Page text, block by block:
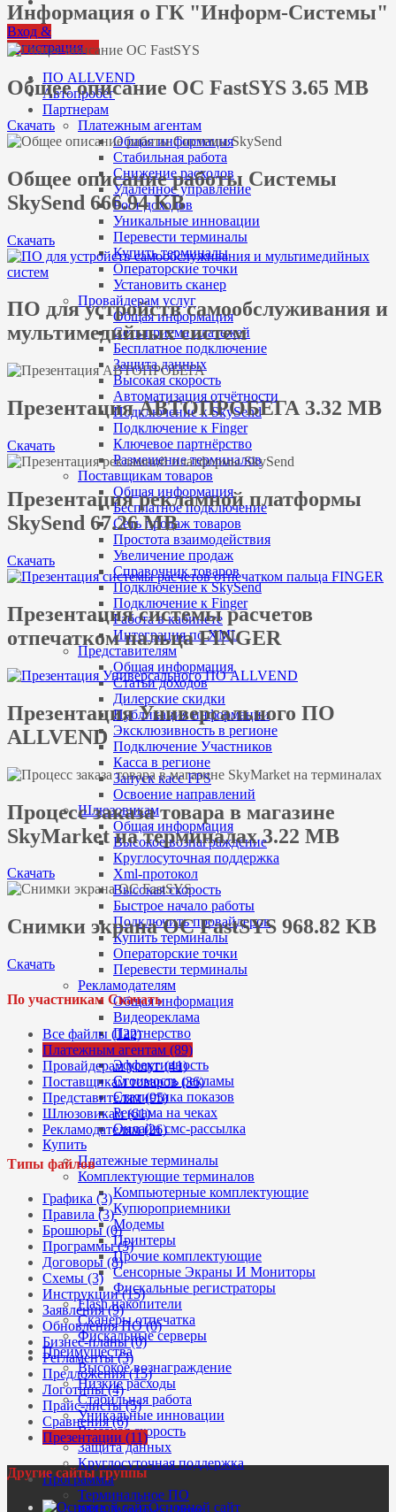
Вход &
Регистрация
ПО ALLVEND
Автопробег
Партнерам
Платежным агентам
Общая информация
Стабильная работа
Снижение расходов
Удаленное управление
Рост доходов
Уникальные инновации
Перевести терминалы
Купить терминалы
Операторские точки
Установить сканер
Провайдерам услуг
Общая информация
Сеть приема платежей
Бесплатное подключение
Защита данных
Высокая скорость
Автоматизация отчётности
Подключение к SkySend
Подключение к Finger
Ключевое партнёрство
Размещение терминалов
Поставщикам товаров
Общая информация
Бесплатное подключение
Сеть продаж товаров
Простота взаимодействия
Увеличение продаж
Справочник товаров
Подключение к SkySend
Подключение к Finger
Работа в кабинете
Интеграция по XML
Представителям
Общая информация
Статьи доходов
Дилерские скидки
Публикация информации
Эксклюзивность в регионе
Подключение Участников
Касса в регионе
Запуск касс FPS
Освоение направлений
Шлюзовикам
Общая информация
Высокое вознаграждение
Круглосуточная поддержка
Xml-протокол
Высокая скорость
Быстрое начало работы
Подключить провайдеров
Купить терминалы
Операторские точки
Перевести терминалы
Рекламодателям
Общая информация
Видеореклама
Партнерство
Таргетинг
Эффективность
Стоимость рекламы
Статистика показов
Реклама на чеках
Онлайн смс-рассылка
Купить
Платежные терминалы
Комплектующие терминалов
Компьютерные комплектующие
Купюроприемники
Модемы
Принтеры
Прочие комплектующие
Сенсорные Экраны И Мониторы
Фискальные регистраторы
Flash накопители
Сканеры отпечатка
Фискальные серверы
Преимущества
Высокое вознаграждение
Низкие расходы
Стабильная работа
Уникальные инновации
Высокая скорость
Защита данных
Круглосуточная поддержка
Программы
Терминальное ПО
Информация о ГК "Информ-Системы"
Общее описание ОС FastSYS 3.65 MB
Скачать
Общее описание работы Системы
SkySend 666.94 KB
Скачать
ПО для устройств самообслуживания и
мультимедийных систем
Презентация АВТОПРОБЕГА 3.32 MB
Скачать
Презентация рекламной платформы
SkySend 67.26 MB
Скачать
Презентация системы расчетов
отпечатком пальца FINGER
Презентация Универсального ПО
ALLVEND
Процесс заказа товара в магазине
SkyMarket на терминалах 3.22 MB
Скачать
Снимки экрана ОС FastSYS 968.82 KB
Скачать
По участникам Скачать
Все файлы (122)
Платежным агентам (89)
Провайдерам услуг (41)
Поставщикам товаров (36)
Представителям (95)
Шлюзовикам (61)
Рекламодателям (26)
Типы файлов
Графика (3)
Правила (3)
Брошюры (0)
Программы (5)
Договоры (8)
Схемы (3)
Инструкции (15)
Заявления (9)
Обновления ПО (0)
Бизнес-планы (0)
Регламенты (3)
Предложения (15)
Логотипы (4)
Прайс-листы (5)
Сравнения (6)
Презентации (11)
Другие сайты группы
Основной сайт